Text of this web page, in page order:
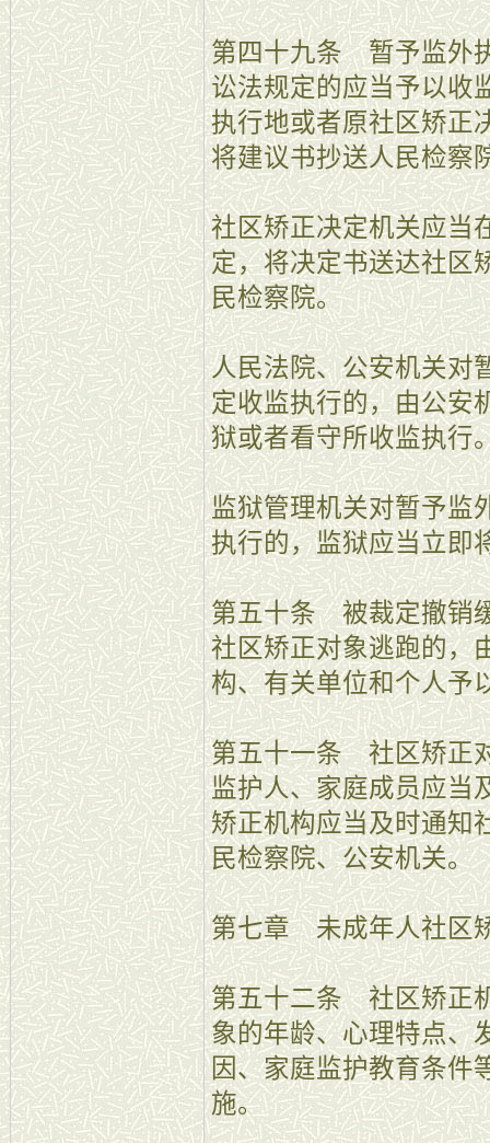
第四十九条 暂予监外
讼法规定的应当予以收
执行地或者原社区矫正
将建议书抄送人民检察
社区矫正决定机关应当
定，将决定书送达社区
民检察院。
人民法院、公安机关对
定收监执行的，由公安
狱或者看守所收监执行
监狱管理机关对暂予监
执行的，监狱应当立即
第五十条 被裁定撤销
社区矫正对象逃跑的，
构、有关单位和个人予
第五十一条 社区矫正
监护人、家庭成员应当
矫正机构应当及时通知
民检察院、公安机关。
第七章 未成年人社区
第五十二条 社区矫正
象的年龄、心理特点、
因、家庭监护教育条件
施。